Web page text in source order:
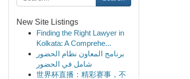
New Site Listings
Finding the Right Lawyer in
Kolkata: A Comprehe...
برنامج المعاون نظام الحضور
شامل في الحضور
世界杯直播：精彩赛事，不